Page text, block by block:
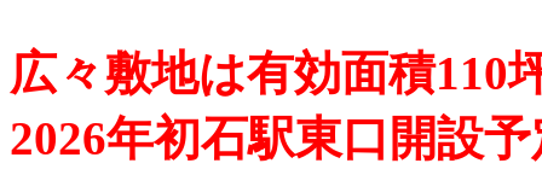
広々敷地は有効面積110
2026年初石駅東口開設